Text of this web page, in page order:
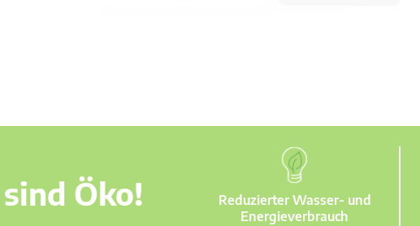
Öko!
Reduzierter Wasser- und
Energieverbrauch